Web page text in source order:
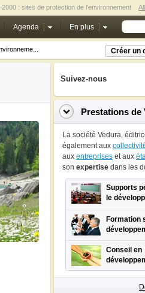
2000 : sites de protection de l'environnement
Agenda En plus
Créer un
Suivez-nous
Prestations de
La société Vedura,
également aux
aux entreprises et aux
son expertise dans les
Supports
le
Formation
Conseil en